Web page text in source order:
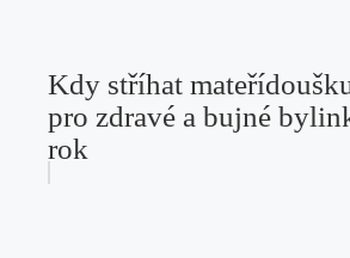
Kdy stříhat
pro zdravé a bujné
rok